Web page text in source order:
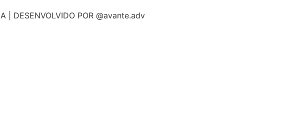
| DESENVOLVIDO POR @avante.adv